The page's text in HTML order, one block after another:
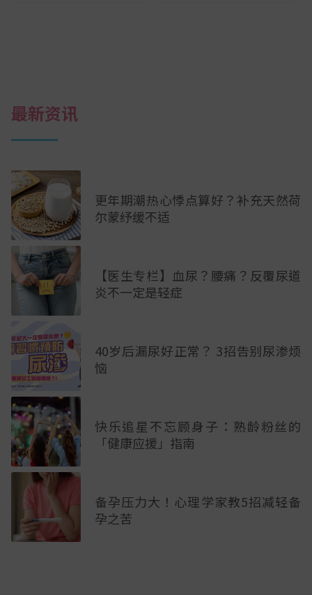
最新资讯
更年期潮热心悸点算好？补充天然荷
尔蒙纾缓不适
【医生专栏】血尿？腰痛？反覆尿道
炎不一定是轻症
40岁后漏尿好正常？ 3招告别尿渗烦
恼
快乐追星不忘顾身子：熟龄粉丝的
「健康应援」指南
备孕压力大！心理学家教5招减轻备
孕之苦